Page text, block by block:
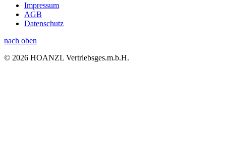
Impressum
AGB
Datenschutz
nach oben
© 2026 HOANZL Vertriebsges.m.b.H.